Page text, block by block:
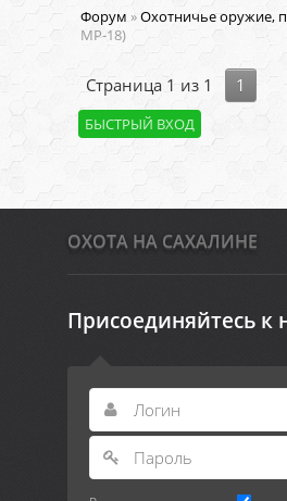
Форум »Охотничье оружие,
МР-18)
Страница 1 из 1
1
ОХОТА НА САХАЛИНЕ
Присоединяйтесь к